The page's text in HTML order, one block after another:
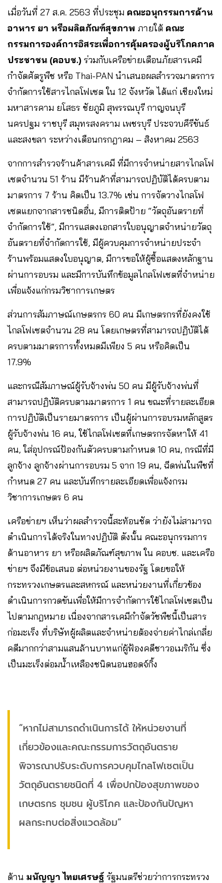
เมื่อวันที่ 27 ส.ค. 2563 ที่ประชุม คณะอนุกรรมการด้าน
อาหาร ยา หรือผลิตภัณฑ์สุขภาพ ภายใต้ คณะ
กรรมการองค์การอิสระเพื่อการคุ้มครองผู้บริโภคภาค
ประชาชน (คอบช.) ร่วมกับเครือข่ายเตือนภัยสารเคมี
กำจัดศัตรูพืช หรือ Thai-PAN นำเสนอผลสำรวจมาตรการ
จำกัดการใช้สารไกลโฟเซต ใน 12 จังหวัด ได้แก่ เชียงใหม่
มหาสารคาม ยโสธร ชัยภูมิ สุพรรณบุรี กาญจนบุรี
นครปฐม ราชบุรี สมุทรสงคราม เพชรบุรี ประจวบคีรีขันธ์
และสงขลา ระหว่างเดือนกรกฎาคม – สิงหาคม 2563
จากการสำรวจร้านค้าสารเคมี ที่มีการจำหน่ายสารไกลโฟ
เซตจำนวน 51 ร้าน มีร้านค้าที่สามารถปฏิบัติได้ครบตาม
มาตรการ 7 ร้าน คิดเป็น 13.7% เช่น การจัดวางไกลโฟ
เซตแยกจากสารชนิดอื่น, มีการติดป้าย “วัตถุอันตรายที่
จำกัดการใช้”, มีการแสดงเอกสารใบอนุญาตจำหน่ายวัตถุ
อันตรายที่จำกัดการใช้, มีผู้ควบคุมการจำหน่ายประจำ
ร้านพร้อมแสดงใบอนุญาต, มีการขอให้ผู้ซื้อแสดงหลักฐาน
ผ่านการอบรม และมีการบันทึกข้อมูลไกลโฟเซตที่จำหน่าย
เพื่อแจ้งแก่กรมวิชาการเกษตร
ส่วนการสัมภาษณ์เกษตรกร 60 คน มีเกษตรกรที่ยังคงใช้
ไกลโฟเซตจำนวน 28 คน โดยเกษตรที่สามารถปฏิบัติได้
ครบตามมาตรการทั้งหมดมีเพียง 5 คน หรือคิดเป็น
17.9%
และกรณีสัมภาษณ์ผู้รับจ้างพ่น 50 คน มีผู้รับจ้างพ่นที่
สามารถปฏิบัติครบตามมาตรการ 1 คน ขณะที่รายละเอียด
การปฏิบัติเป็นรายมาตรการ เป็นผู้ผ่านการอบรมหลักสูตร
ผู้รับจ้างพ่น 16 คน, ใช้ไกลโฟเซตที่เกษตรกรจัดหาให้ 41
คน, ใส่อุปกรณ์ป้องกันตัวครบตามกำหนด 10 คน, กรณีที่มี
ลูกจ้าง ลูกจ้างผ่านการอบรม 5 จาก 19 คน, ฉีดพ่นในพืชที่
กำหนด 27 คน และบันทึกรายละเอียดเพื่อแจ้งกรม
วิชาการเกษตร 6 คน
เครือข่ายฯ เห็นว่าผลสำรวจนี้สะท้อนชัด ว่ายังไม่สามารถ
ดำเนินการได้จริงในทางปฏิบัติ ดังนั้น คณะอนุกรรมการ
ด้านอาหาร ยา หรือผลิตภัณฑ์สุขภาพ ใน คอบช. และเครือ
ข่ายฯ จึงมีข้อเสนอ ต่อหน่วยงานของรัฐ โดยขอให้
กระทรวงเกษตรและสหกรณ์ และหน่วยงานที่เกี่ยวข้อง
ดำเนินการกวดขันเพื่อให้มีการจำกัดการใช้ไกลโฟเซตเป็น
ไปตามกฎหมาย เนื่องจากสารเคมีกำจัดวัชพืชนี้เป็นสาร
ก่อมะเร็ง ที่บริษัทผู้ผลิตและจำหน่ายต้องจ่ายค่าไกล่เกลี่ย
คดีมากกว่าสามแสนล้านบาทแก่ผู้ฟ้องคดีชาวอเมริกัน ซึ่ง
เป็นมะเร็งต่อมน้ำเหลืองชนิดนอนฮอดจ์กิ้ง
“หากไม่สามารถดำเนินการได้ ให้หน่วยงานที่
เกี่ยวข้องและคณะกรรมการวัตถุอันตราย
พิจารณาปรับระดับการควบคุมไกลโฟเซตเป็น
วัตถุอันตรายชนิดที่ 4 เพื่อปกป้องสุขภาพของ
เกษตรกร ชุมชน ผู้บริโภค และป้องกันปัญหา
ผลกระทบต่อสิ่งแวดล้อม”
ด้าน มนัญญา ไทยเศรษฐ์ รัฐมนตรีช่วยว่าการกระทรวง